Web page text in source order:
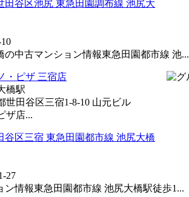
田谷区池尻 東急田園調布線 池尻大
の中古マンション情報東急田園都市線 池...
・ピザ 三宿店
橋駅
世田谷区三宿1-8-10 山元ビル
ザ店...
谷区三宿 東急田園都市線 池尻大橋
27
情報東急田園都市線 池尻大橋駅徒歩1...